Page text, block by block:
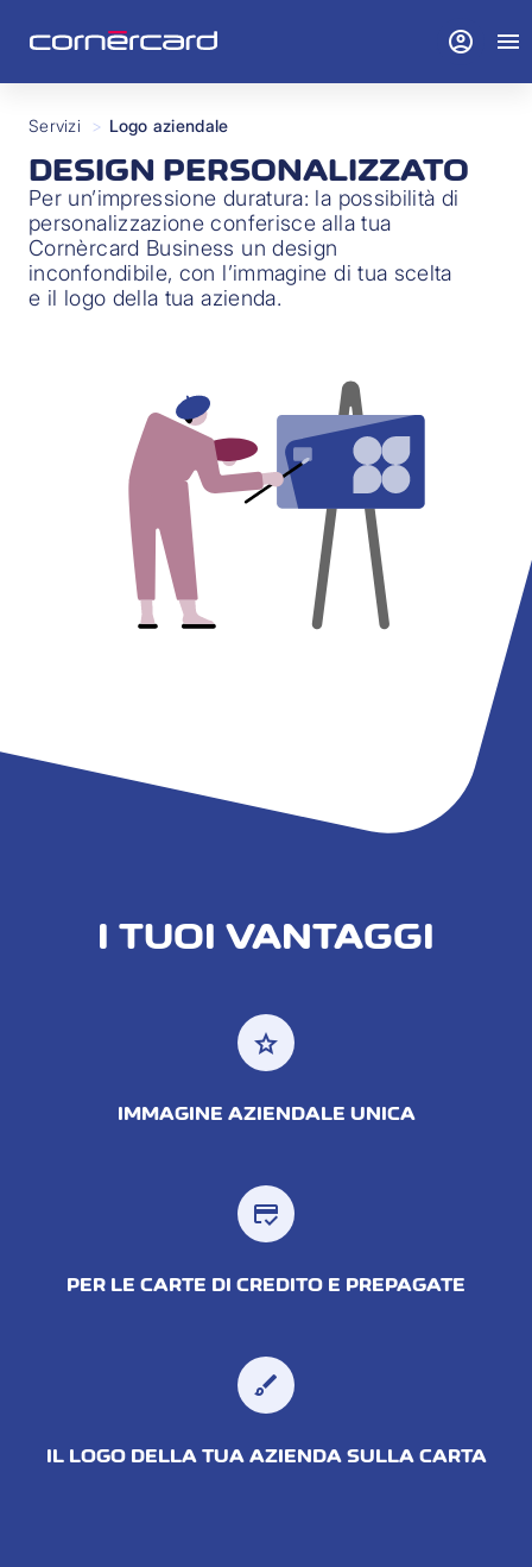
Servizi > Logo aziendale
DESIGN PERSONALIZZATO
Per un’impressione duratura: la possibilità di
personalizzazione conferisce alla tua
Cornèrcard Business un design
inconfondibile, con l’immagine di tua scelta
e il logo della tua azienda.
I TUOI VANTAGGI
star
IMMAGINE AZIENDALE UNICA
credit_score
PER LE CARTE DI CREDITO E PREPAGATE
brush
IL LOGO DELLA TUA AZIENDA SULLA CARTA
account_circle menu